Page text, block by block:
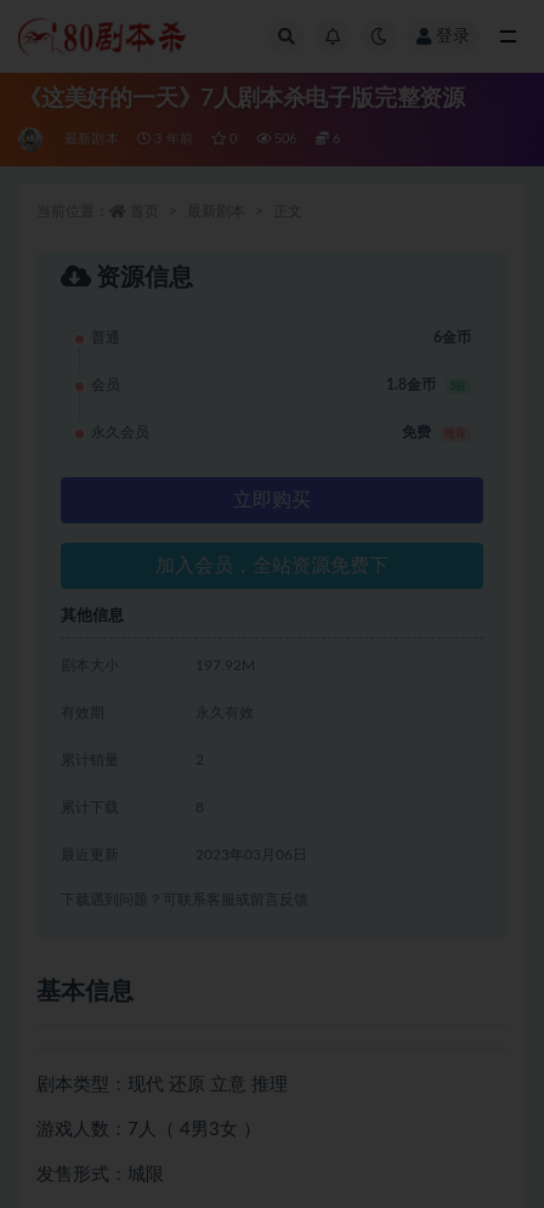
登录
《这美好的一天》7人剧本杀电子版完整资源
最新剧本 3 年前 0 506 6
资源信息
普通 6金币
会员 1.8金币 3折
永久会员 免费
立即购买
加入会员，全站资源免费下
其他信息
剧本大小 197.92M
有效期 永久有效
累计销量 2
累计下载 8
2023年03月06日
下载遇到问题？可联系客服或留言反馈
基本信息
剧本类型：现代 还原 立意 推理
游戏人数：7人（ 4男3女 ）
发售形式：城限